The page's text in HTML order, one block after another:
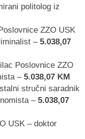
politolog iz
ZZO USK
– 5.038,07
Poslovnice ZZO
– 5.038,07 KM
stručni saradnik
– 5.038,07
USK – doktor